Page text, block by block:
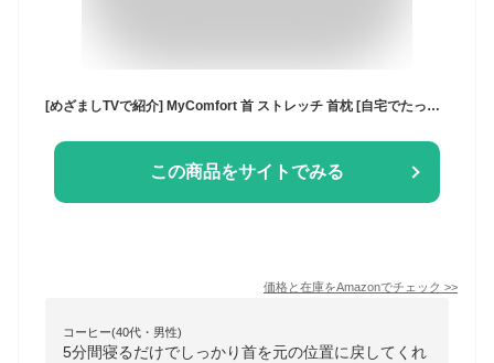
[めざましTVで紹介] MyComfort 首 ストレッチ 首枕 [自宅でたった5分] 首 肩 肩甲骨 を伸ばす 枕 首用 肩用 健康器具 首まくら ネックリラックスピロー ギフト プレゼント 誕生日 に (ブラック, ストレッチモデル)
この商品をサイトでみる
価格と在庫をAmazonでチェック >>
コーヒー(40代・男性)
5分間寝るだけでしっかり首を元の位置に戻してくれ